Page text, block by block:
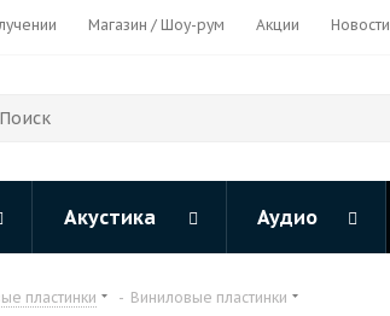
Магазин / Шоу-рум Акции Новости
Акустика Аудио
пластинки - Виниловые пластинки